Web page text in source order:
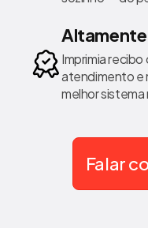
Imprimia
atendimento e
melhor
Falar